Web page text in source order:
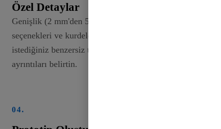
Özel Detaylar
Genişlik (2 mm'den 50 mm'ye kadar), renk
seçenekleri ve kurdele üzerine basılmasını
istediğiniz benzersiz tasarımlar veya logolar gibi
ayrıntıları belirtin.
04.